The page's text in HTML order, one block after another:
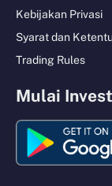
Kebijakan Privasi
Syarat dan
Trading Rules
Mulai